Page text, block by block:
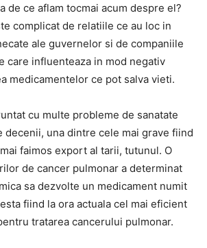
de ce aflam tocmai acum despre el?
complicat de relatiile ce au loc in
ale guvernelor si de companiile
care influenteaza in mod negativ
medicamentelor ce pot salva vieti.
cu multe probleme de sanatate
decenii, una dintre cele mai grave fiind
faimos export al tarii, tutunul. O
de cancer pulmonar a determinat
sa dezvolte un medicament numit
fiind la ora actuala cel mai eficient
tratarea cancerului pulmonar.